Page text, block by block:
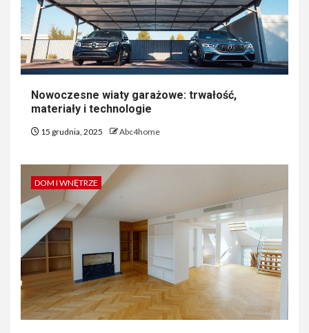
Nowoczesne wiaty garażowe: trwałość,
materiały i technologie
15 grudnia, 2025 Abc4home
DOM I WNĘTRZE